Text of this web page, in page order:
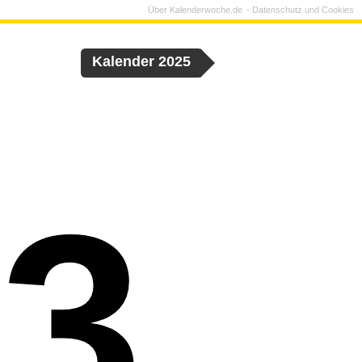
Kalender 2025
Über Kalenderwoche.de Datenschutz und Cookies